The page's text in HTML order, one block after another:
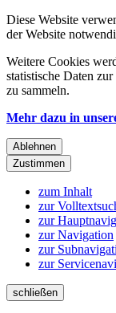
Diese Website
der Website
Weitere Cookies
statistische Daten
zu sammeln.
Mehr dazu in
Ablehnen
Zustimmen
zum Inhalt
zur
zur
zur Navigation
zur
zur
schließen